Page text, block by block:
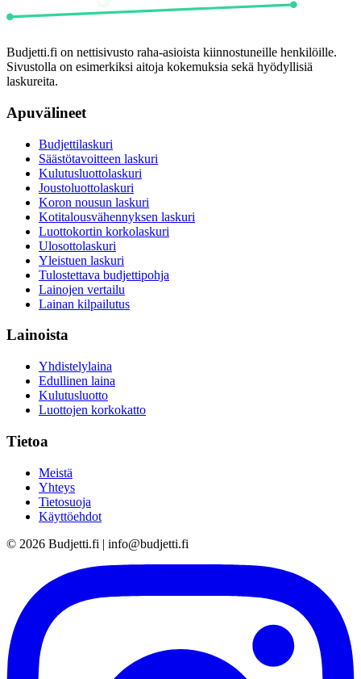
Budjetti.fi on nettisivusto raha-asioista kiinnostuneille henkilöille.
Sivustolla on esimerkiksi aitoja kokemuksia sekä hyödyllisiä
laskureita.
Apuvälineet
Budjettilaskuri
Säästötavoitteen laskuri
Kulutusluottolaskuri
Joustoluottolaskuri
Koron nousun laskuri
Kotitalousvähennyksen laskuri
Luottokortin korkolaskuri
Ulosottolaskuri
Yleistuen laskuri
Tulostettava budjettipohja
Lainojen vertailu
Lainan kilpailutus
Lainoista
Yhdistelylaina
Edullinen laina
Kulutusluotto
Luottojen korkokatto
Tietoa
Meistä
Yhteys
Tietosuoja
Käyttöehdot
© 2026 Budjetti.fi | info@budjetti.fi